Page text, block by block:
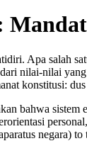
Apa salah
nilai-nilai
konstitusi:
bahwa
negara)